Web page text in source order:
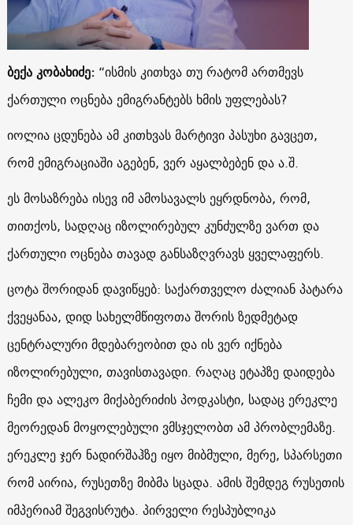
ბექა კობახიძე:“ისმის კითხვა თუ რატომ ართმევს
ქართული ოცნება ემიგრანტებს ხმის უფლებას?
იოლია ცდუნება ამ კითხვას მარტივი პასუხი გავცეთ,
რომ ემიგრაციაში აგებენ, ვერ აყალბებენ და ა.შ.
ეს მოსაზრება ისევ იმ ამოსავალს ეყრდნობა, რომ,
თითქოს, სადღაც იზოლირებულ კუნძულზე ვართ და
ქართული ოცნება თავად განსაზღვრავს ყველაფერს.
ცოტა შორიდან დავიწყებ: საქართველო ძალიან პატარა
ქვეყანაა, დიდ სახელმწიფოთა შორის ზედმეტად
ცენტრალური მდებარეობით და ის ვერ იქნება
იზოლირებული, თავისთავადი. რაღაც ეტაპზე დაიდება
ჩემი და ალეკო მიქაბერიძის პოდკასტი, სადაც ერეკლე
მეორედან მოყოლებული ვმსჯელობთ ამ პრობლემაზე.
ერეკლე ჯერ ნადირშაჰზე იყო მიბმული, მერე, სპარსეთი
რომ აირია, რუსეთზე მიბმა სცადა. ამის შემდეგ რუსეთის
იმპერიამ შეგვისრუტა. პირველი რესპუბლიკა